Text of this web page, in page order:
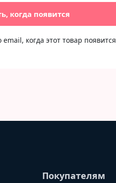
когда появится
когда этот товар появится
Покупателям